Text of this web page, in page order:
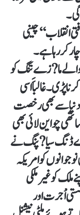
انقلاب‘‘ چینی
کررہا ہے۔
والے ما?زے تنگ کو
پڑی۔ غالباََ اسی
دنیا سے بھی رخصت
چو این لائی بھی
ڈنگ سیا?پنگ نے
کو امریکہ
ملک کو غیر ملکی
اْجرت اور